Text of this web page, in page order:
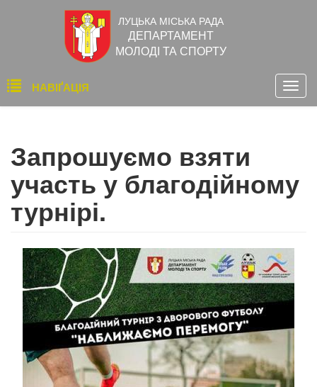
ЛУЦЬКА МІСЬКА РАДА
ДЕПАРТАМЕНТ
МОЛОДІ ТА СПОРТУ
Основна
навіґація
НАВІҐАЦІЯ
Запрошуємо взяти
участь у благодійному
турнірі.